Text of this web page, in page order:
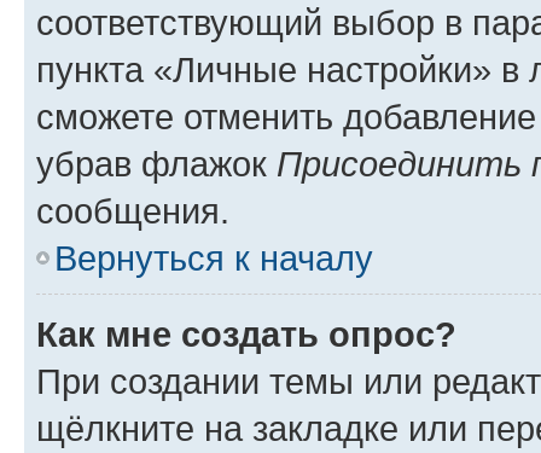
соответствующий выбор в
пункта «Личные настройки»
сможете отменить
убрав флажок Присоединить
сообщения.
Вернуться к началу
Как мне создать опрос?
При создании темы или
щёлкните на закладке или